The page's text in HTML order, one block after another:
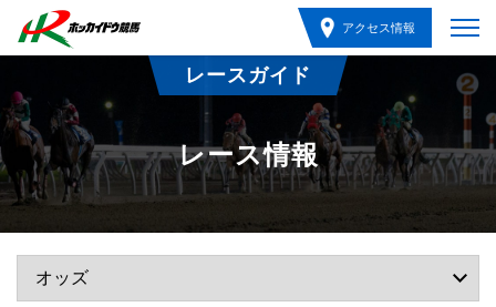
アクセス情報
レースガイド
レース情報